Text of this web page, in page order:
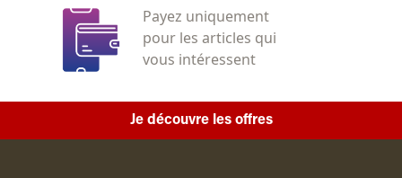
Payez uniquement
pour les articles qui
vous intéressent
Je découvre les offres